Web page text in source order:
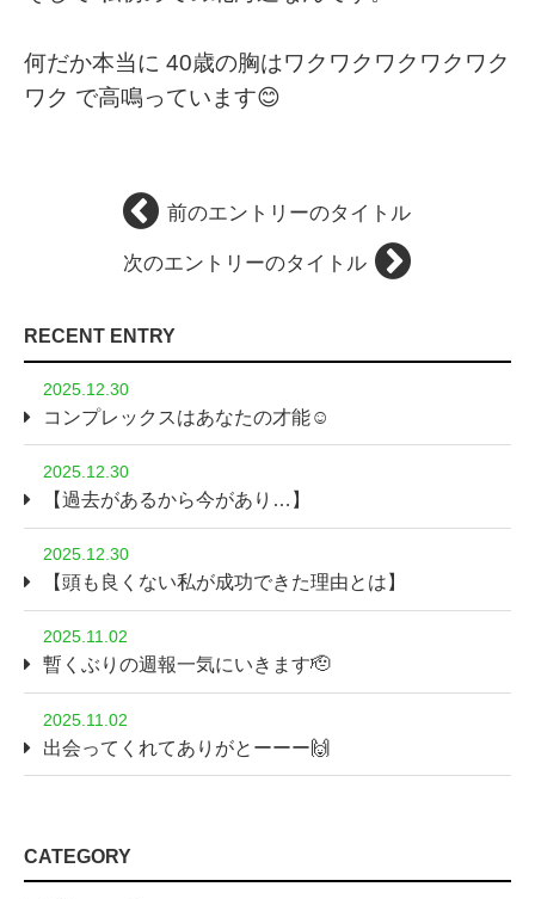
何だか本当に 40歳の胸はワクワクワクワクワク
ワク で高鳴っています😊
前のエントリーのタイトル
次のエントリーのタイトル
RECENT ENTRY
2025.12.30
コンプレックスはあなたの才能☺️
2025.12.30
【過去があるから今があり…】
2025.12.30
【頭も良くない私が成功できた理由とは】
2025.11.02
暫くぶりの週報一気にいきます🫡
2025.11.02
出会ってくれてありがとーーー🙌
CATEGORY